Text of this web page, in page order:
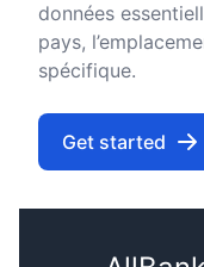
données
pays,
spécifique.
Get started